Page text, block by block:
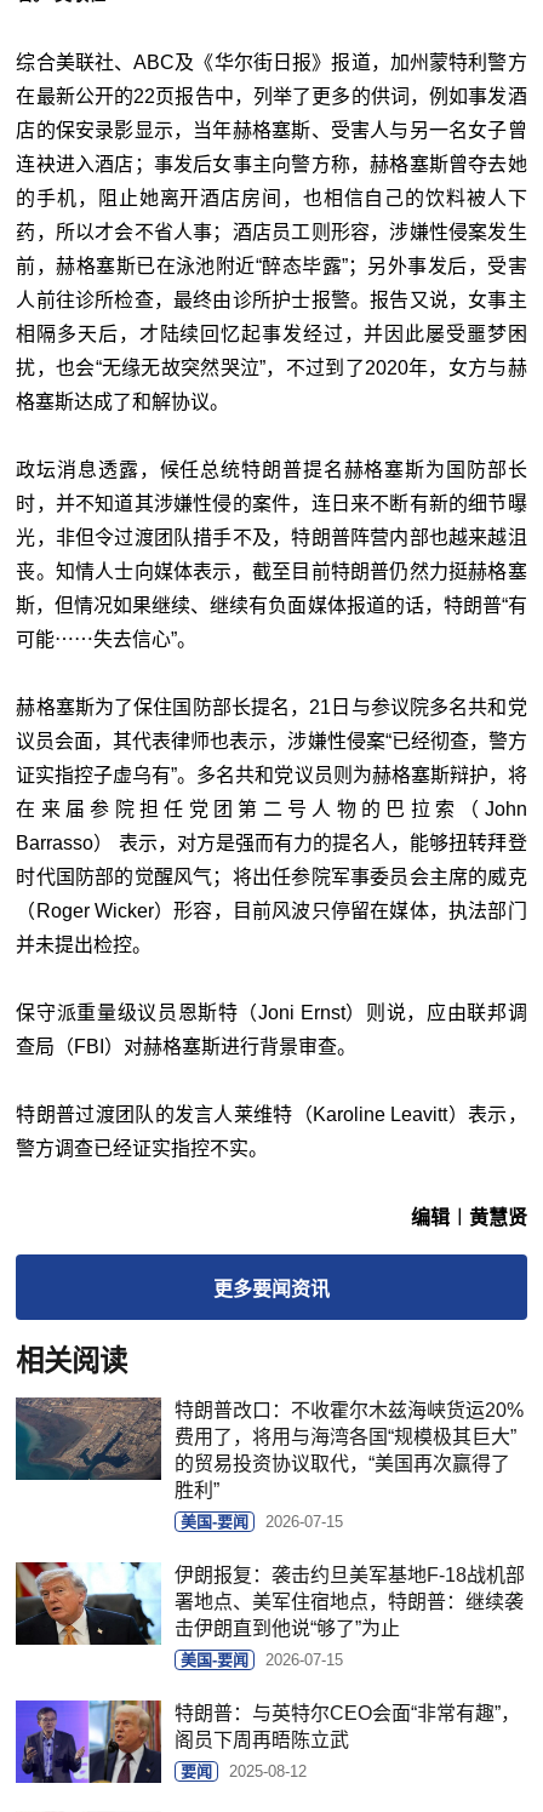
综合美联社、ABC及《华尔街日报》报道，加州蒙特利警方
在最新公开的22页报告中，列举了更多的供词，例如事发酒
店的保安录影显示，当年赫格塞斯、受害人与另一名女子曾
连袂进入酒店；事发后女事主向警方称，赫格塞斯曾夺去她
的手机，阻止她离开酒店房间，也相信自己的饮料被人下
药，所以才会不省人事；酒店员工则形容，涉嫌性侵案发生
前，赫格塞斯已在泳池附近“醉态毕露”；另外事发后，受害
人前往诊所检查，最终由诊所护士报警。报告又说，女事主
相隔多天后，才陆续回忆起事发经过，并因此屡受噩梦困
扰，也会“无缘无故突然哭泣”，不过到了2020年，女方与赫
格塞斯达成了和解协议。
政坛消息透露，候任总统特朗普提名赫格塞斯为国防部长
时，并不知道其涉嫌性侵的案件，连日来不断有新的细节曝
光，非但令过渡团队措手不及，特朗普阵营内部也越来越沮
丧。知情人士向媒体表示，截至目前特朗普仍然力挺赫格塞
斯，但情况如果继续、继续有负面媒体报道的话，特朗普“有
可能⋯⋯失去信心”。
赫格塞斯为了保住国防部长提名，21日与参议院多名共和党
议员会面，其代表律师也表示，涉嫌性侵案“已经彻查，警方
证实指控子虚乌有”。多名共和党议员则为赫格塞斯辩护，将
在来届参院担任党团第二号人物的巴拉索（John
Barrasso） 表示，对方是强而有力的提名人，能够扭转拜登
时代国防部的觉醒风气；将出任参院军事委员会主席的威克
（Roger Wicker）形容，目前风波只停留在媒体，执法部门
并未提出检控。
保守派重量级议员恩斯特（Joni Ernst）则说，应由联邦调
查局（FBI）对赫格塞斯进行背景审查。
特朗普过渡团队的发言人莱维特（Karoline Leavitt）表示，
警方调查已经证实指控不实。
编辑︱黄慧贤
更多要闻资讯
相关阅读
特朗普改口：不收霍尔木兹海峡货运20%
费用了，将用与海湾各国“规模极其巨大”
的贸易投资协议取代，“美国再次赢得了
胜利”
美国-要闻 2026-07-15
伊朗报复：袭击约旦美军基地F-18战机部
署地点、美军住宿地点，特朗普：继续袭
击伊朗直到他说“够了”为止
美国-要闻 2026-07-15
特朗普：与英特尔CEO会面“非常有趣”，
阁员下周再晤陈立武
要闻 2025-08-12